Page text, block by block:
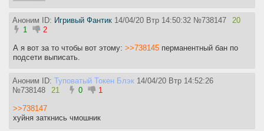
которые были перекачены по всем правилам и тут же создавал
свой. Например так было в случае с 2000 тредом в Подсос
настолько криворукий что случайно удаляет легитимные треды и
оставляет, например, треды которые были перекачены до
бежит в прошлый тред и удаляет там рандомные посты а потом и
хуёвые перекат чтобы никто не заметил обосрамса, мол
Зато он охуенно даёт баны на несколько дней за обсуждение
Аноним ID: Игривый Фантик 14/04/20 Втр 14:50:32 №738147
20
1
2
А я вот за то чтобы вот этому: >>738145 перманентный бан по
подсети выписать.
Аноним ID: Туповатый Токен Блэк 14/04/20 Втр 14:52:26
№738148 21 0 1
>>738147
хуйня заткнись чмошник